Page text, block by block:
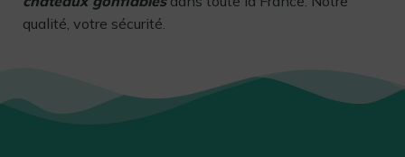
qualité, votre sécurité.